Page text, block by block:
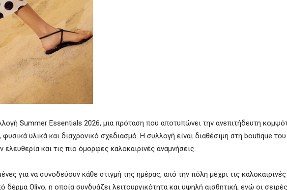
Summer Essentials 2026, μια πρόταση που αποτυπώνει την ανεπιτήδευτη
υλικά και διαχρονικό σχεδιασμό. Η συλλογή είναι διαθέσιμη στη boutique
και τις πιο όμορφες καλοκαιρινές αναμνήσεις.
για να συνοδεύουν κάθε στιγμή της ημέρας, από την πόλη μέχρι τις καλοκαιρινές
Olivo, η οποία συνδυάζει λειτουργικότητα και υψηλή αισθητική, ενώ οι